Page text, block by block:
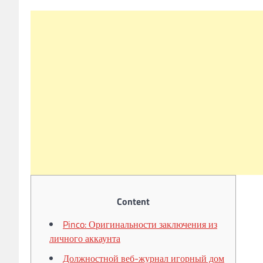
Content
Pinco: Оригинальности заключения из
личного аккаунта
Должностной веб-журнал игорный дом